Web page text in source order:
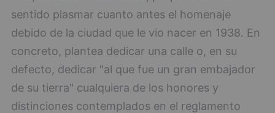
sentido plasmar cuanto antes el homenaje
debido de la ciudad que le vio nacer en 1938. En
concreto, plantea dedicar una calle o, en su
defecto, dedicar "al que fue un gran embajador
de su tierra" cualquiera de los honores y
distinciones contemplados en el reglamento